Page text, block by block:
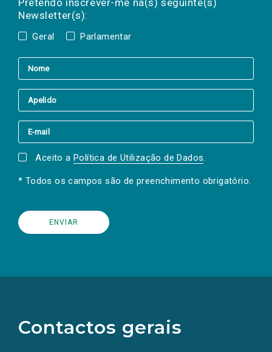
Pretendo inscrever-me na(s) seguinte(s)
Newsletter(s):
Geral Parlamentar
Aceito a Política de Utilização de Dados.
* Todos os campos são de preenchimento obrigatório.
Contactos gerais
redes
sociais